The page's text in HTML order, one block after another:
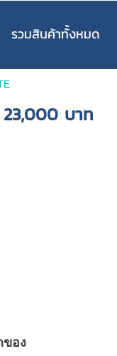
รวมสินค้าทั้งหมด
บาท
อง